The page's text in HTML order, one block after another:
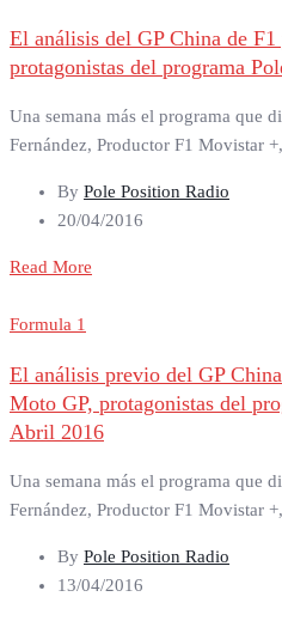
El análisis del GP China de
protagonistas del programa
Una semana más el programa que
Fernández, Productor F1 Movistar
By Pole Position Radio
20/04/2016
Read More
Formula 1
El análisis previo del GP
Moto GP, protagonistas del
Abril 2016
Una semana más el programa que
Fernández, Productor F1 Movistar
By Pole Position Radio
13/04/2016